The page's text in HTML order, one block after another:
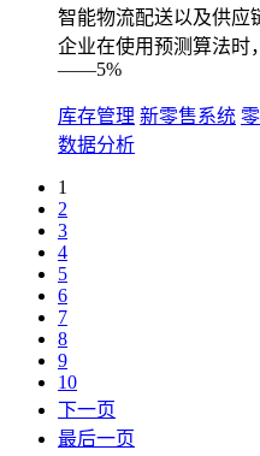
智能物流配送以及供应
企业在使用预测算法时
——5%
库存管理 新零售系统
数据分析
1
2
3
4
5
6
7
8
9
10
下一页
最后一页